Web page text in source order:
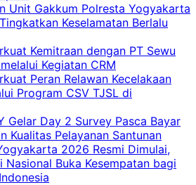
Unit Gakkum Polresta Yogyakarta
Keselamatan Berlalu
Kemitraan dengan PT Sewu
Kegiatan CRM
Peran Relawan Kecelakaan
Program CSV TJSL di
Gelar Day 2 Survey Pasca Bayar
Kualitas Pelayanan Santunan
2026 Resmi Dimulai,
Nasional Buka Kesempatan bagi